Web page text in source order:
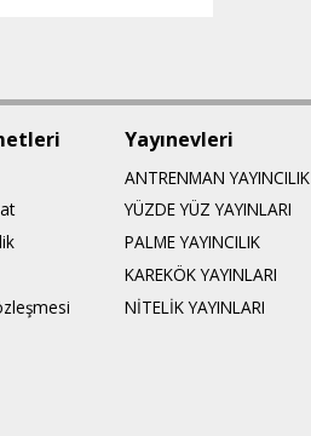
Yayınevleri
ANTRENMAN YAYINCILIK
YÜZDE YÜZ YAYINLARI
PALME YAYINCILIK
KAREKÖK YAYINLARI
NİTELİK YAYINLARI